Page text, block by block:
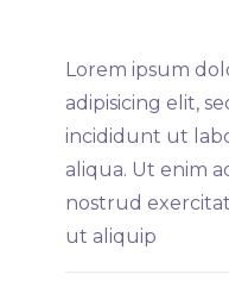
Lorem ipsum
adipisicing elit,
incididunt ut
aliqua. Ut enim
nostrud
ut aliquip